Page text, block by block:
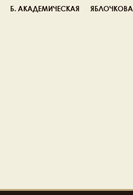
Б. АКАДЕМИЧЕСКАЯ ЯБЛОЧКОВА